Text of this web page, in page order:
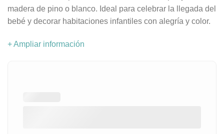
madera de pino o blanco. Ideal para celebrar la llegada del
bebé y decorar habitaciones infantiles con alegría y color.
+ Ampliar información